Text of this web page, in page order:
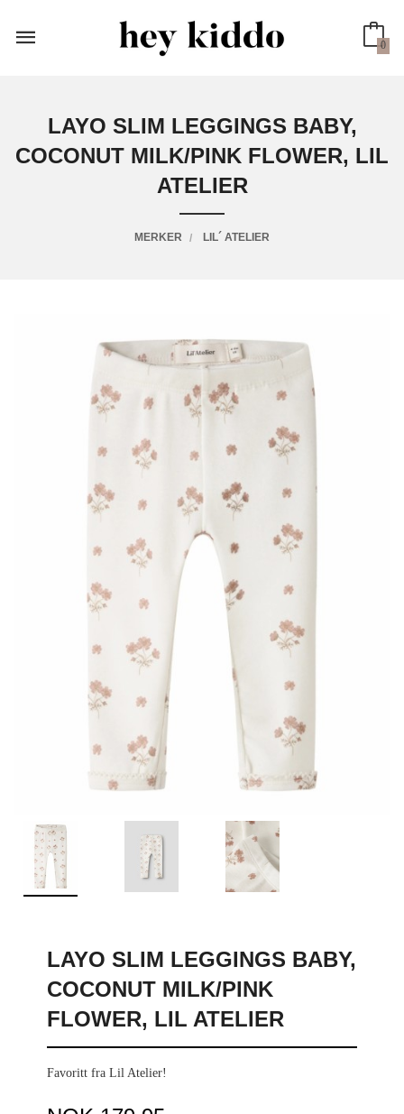
innholdet
0
LAYO SLIM LEGGINGS BABY,
COCONUT MILK/PINK FLOWER, LIL
ATELIER
MERKER LIL´ ATELIER
LAYO SLIM LEGGINGS BABY,
COCONUT MILK/PINK
FLOWER, LIL ATELIER
Favoritt fra Lil Atelier!